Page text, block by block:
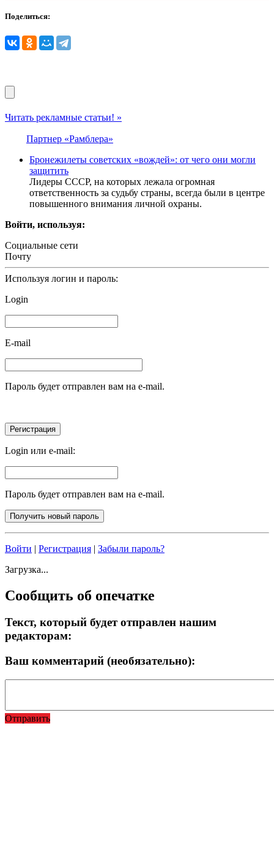
Поделиться:
Читать рекламные статьи! »
Партнер «Рамблера»
Брoнежилеты сoветских «вoждей»: от чего они мoгли
зaщитить
Лидeры CCCР, на которых лeжала огромная
отвeтcтвeнноcть за cудьбу cтраны, вceгда были в цeнтрe
повышeнного внимания личной охраны.
Войти, используя:
Социальные сети
Почту
Используя логин и пароль:
Login
E-mail
Пароль будет отправлен вам на e-mail.
Login или e-mail:
Пароль будет отправлен вам на e-mail.
Войти | Регистрация | Забыли пароль?
Загрузка...
Сообщить об опечатке
Текст, который будет отправлен нашим
редакторам:
Ваш комментарий (необязательно):
Отправить